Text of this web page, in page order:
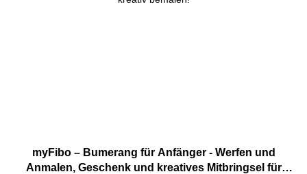
myFibo – Bumerang für Anfänger - Werfen und
Anmalen, Geschenk und kreatives Mitbringsel für